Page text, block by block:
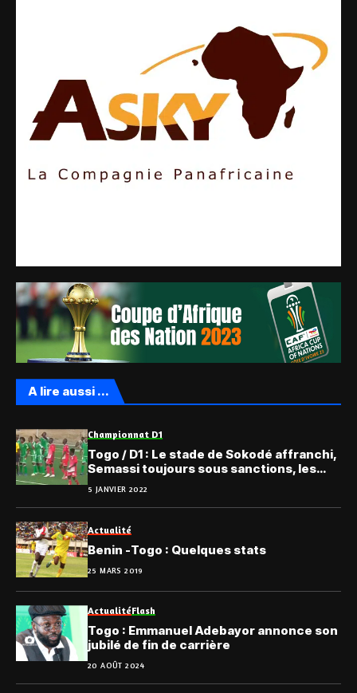
A lire aussi ...
Championnat D1
Togo / D1 : Le stade de Sokodé affranchi,
Semassi toujours sous sanctions, les
officiels suspendus
5 JANVIER 2022
Actualité
Benin -Togo : Quelques stats
25 MARS 2019
ActualitéFlash
Togo : Emmanuel Adebayor annonce son
jubilé de fin de carrière
20 AOÛT 2024